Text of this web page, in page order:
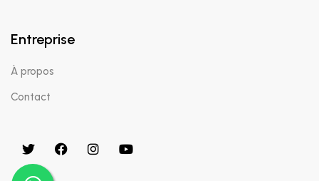
Entreprise
À propos
Contact